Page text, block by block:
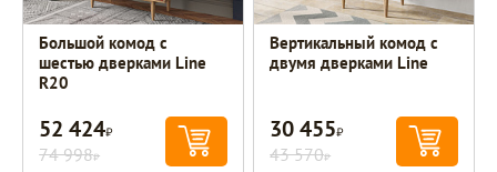
Большой комод с
шестью дверками Line
R20
52 424Р
74 998Р
Вертикальный комод с
двумя дверками Line
30 455Р
43 570Р